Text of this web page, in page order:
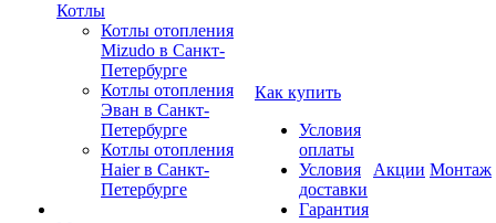
Котлы
Котлы отопления
Mizudo в Санкт-
Петербурге
Котлы отопления
Эван в Санкт-
Петербурге
Котлы отопления
Haier в Санкт-
Петербурге
Как купить
Условия
оплаты
Условия
доставки
Гарантия
Акции Монтаж